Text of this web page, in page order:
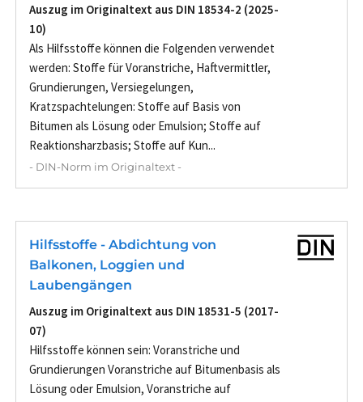
Auszug im Originaltext aus DIN 18534-2 (2025-
10)
Als Hilfsstoffe können die Folgenden verwendet
werden: Stoffe für Voranstriche, Haftvermittler,
Grundierungen, Versiegelungen,
Kratzspachtelungen: Stoffe auf Basis von
Bitumen als Lösung oder Emulsion; Stoffe auf
Reaktionsharzbasis; Stoffe auf Kun...
- DIN-Norm im Originaltext -
Hilfsstoffe - Abdichtung von
Balkonen, Loggien und
Laubengängen
Auszug im Originaltext aus DIN 18531-5 (2017-
07)
Hilfsstoffe können sein: Voranstriche und
Grundierungen Voranstriche auf Bitumenbasis als
Lösung oder Emulsion, Voranstriche auf